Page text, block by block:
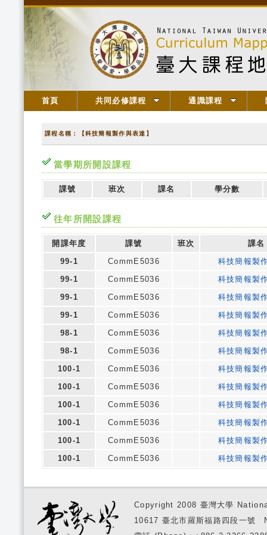
首頁 共同必修課程 通識課程
課程名稱：【科技簡報製作與表達】
當學期所開設課程
課號 班次 課名 學分數
往年所開設課程
開課年度 課號 班次
課名
99-1
CommE5036
科技簡報製
99-1
CommE5036
科技簡報製
99-1
CommE5036
科技簡報製
99-1
CommE5036
科技簡報製
98-1
CommE5036
科技簡報製
98-1
CommE5036
科技簡報製
100-1
CommE5036
科技簡報製
100-1
CommE5036
科技簡報製
100-1
CommE5036
科技簡報製
100-1
CommE5036
科技簡報製
100-1
CommE5036
科技簡報製
100-1
CommE5036 科技簡報製
Copyright 2008 臺灣大學
10617 臺北市羅斯福路四段一